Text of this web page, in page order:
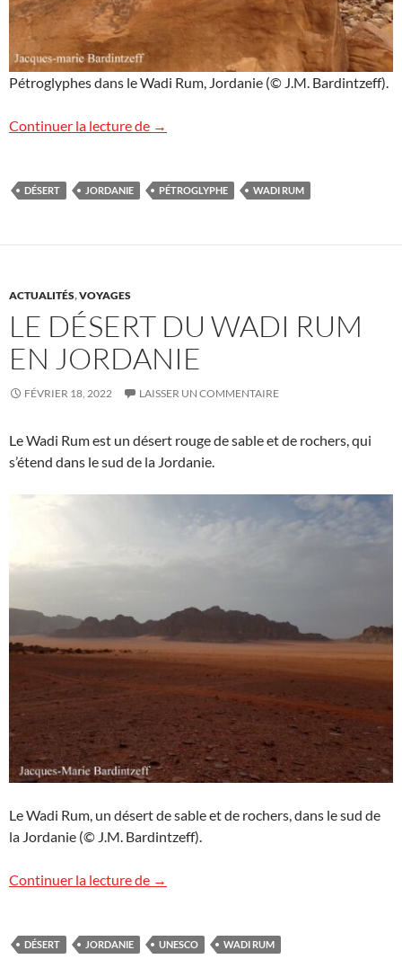
Pétroglyphes dans le Wadi Rum, Jordanie (© J.M. Bardintzeff).
Continuer la lecture de Pétroglyphes dans le Wadi Rum
→
DÉSERT JORDANIE PÉTROGLYPHE WADI RUM
ACTUALITÉS,VOYAGES
LE DÉSERT DU WADI RUM
EN JORDANIE
FÉVRIER 18, 2022 LAISSER UN COMMENTAIRE
Le Wadi Rum est un désert rouge de sable et de rochers, qui
s’étend dans le sud de la Jordanie.
Le Wadi Rum, un désert de sable et de rochers, dans le sud de
la Jordanie (© J.M. Bardintzeff).
Continuer la lecture de Le désert du Wadi Rum en Jordanie
→
DÉSERT JORDANIE UNESCO WADI RUM